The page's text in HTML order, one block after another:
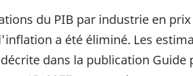
du PIB par industrie en
a été éliminé. Les
dans la publication